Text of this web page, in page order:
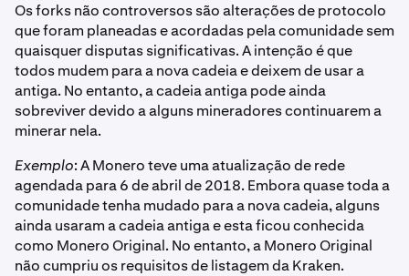
Os forks não controversos são alterações de protocolo
que foram planeadas e acordadas pela comunidade sem
quaisquer disputas significativas. A intenção é que
todos mudem para a nova cadeia e deixem de usar a
antiga. No entanto, a cadeia antiga pode ainda
sobreviver devido a alguns mineradores continuarem a
minerar nela.
Exemplo: A Monero teve uma atualização de rede
agendada para 6 de abril de 2018. Embora quase toda a
comunidade tenha mudado para a nova cadeia, alguns
ainda usaram a cadeia antiga e esta ficou conhecida
como Monero Original. No entanto, a Monero Original
não cumpriu os requisitos de listagem da Kraken.